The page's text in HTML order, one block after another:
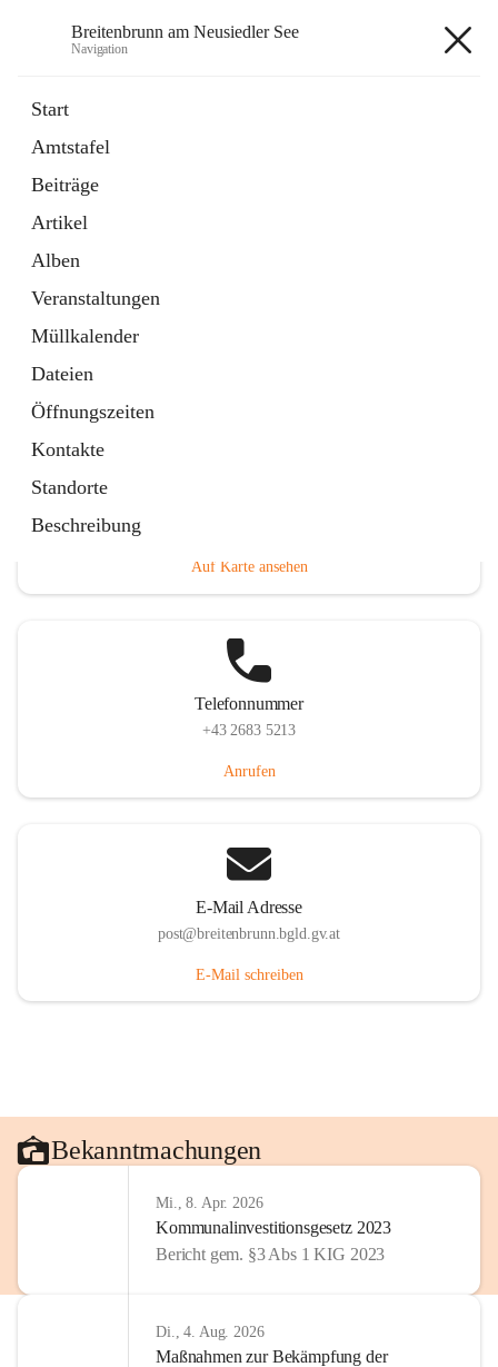
Breitenbrunn am Neusiedler See
Navigation
Start
Amtstafel
Beiträge
Artikel
Alben
Veranstaltungen
Müllkalender
Dateien
Öffnungszeiten
Kontakte
Standorte
Beschreibung
18 Schnellzugriffe
Gemeindeservice
Auf Karte ansehen
Telefonnummer
+43 2683 5213
Anrufen
E-Mail Adresse
post@breitenbrunn.bgld.gv.at
E-Mail schreiben
Bekanntmachungen
Mi., 8. Apr. 2026
Kommunalinvestitionsgesetz 2023
Bericht gem. §3 Abs 1 KIG 2023
Di., 4. Aug. 2026
Maßnahmen zur Bekämpfung der